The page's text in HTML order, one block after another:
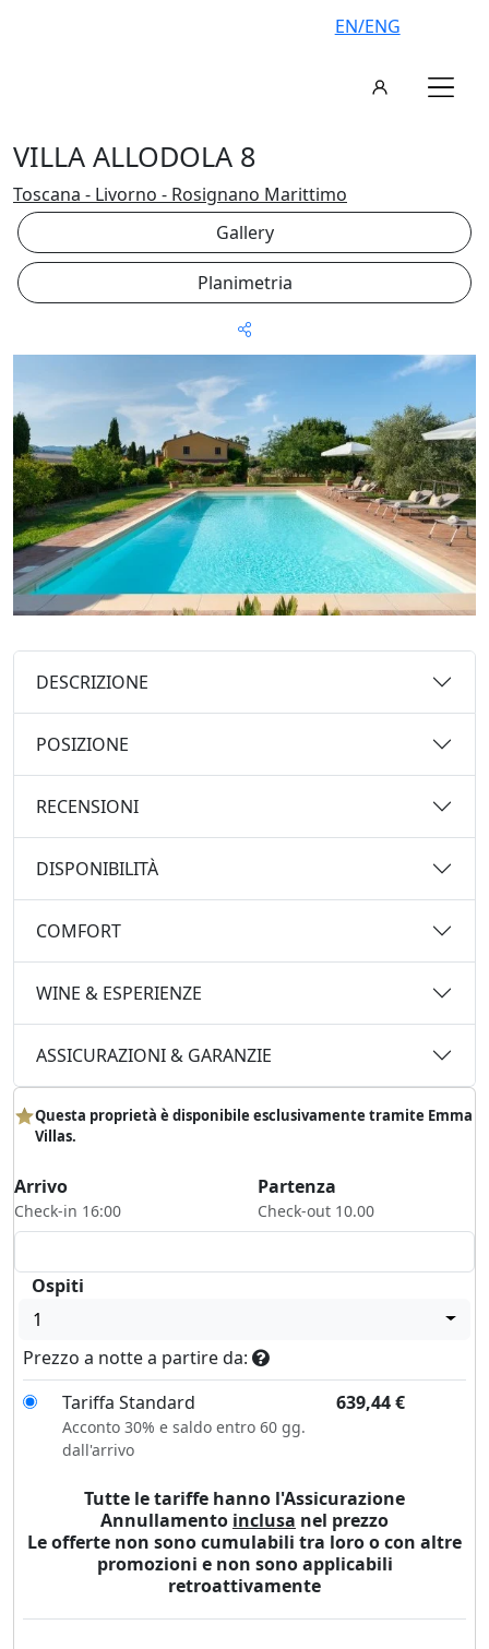
EN/ENG
VILLA ALLODOLA 8
Toscana - Livorno - Rosignano Marittimo
Gallery
Planimetria
DESCRIZIONE
POSIZIONE
RECENSIONI
DISPONIBILITÀ
COMFORT
WINE & ESPERIENZE
ASSICURAZIONI & GARANZIE
Questa proprietà è disponibile esclusivamente tramite Emma
Villas.
Arrivo
Check-in 16:00
Partenza
Check-out 10.00
Ospiti
1
Prezzo a notte a partire da:
Tariffa Standard
639,44€
Acconto 30% e saldo entro 60 gg.
dall'arrivo
Tutte le tariffe hanno l'Assicurazione
Annullamento inclusa nel prezzo
Le offerte non sono cumulabili tra loro o con altre
promozioni e non sono applicabili
retroattivamente